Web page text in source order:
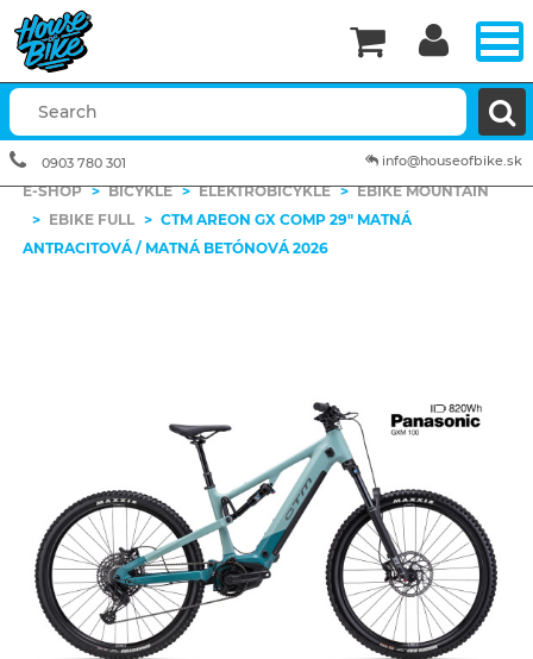
E-SHOP > BICYKLE > ELEKTROBICYKLE > EBIKE MOUNTAIN
> EBIKE FULL > CTM AREON GX COMP 29" MATNÁ
ANTRACITOVÁ / MATNÁ BETÓNOVÁ 2026


info@houseofbike.sk
0903 780 301